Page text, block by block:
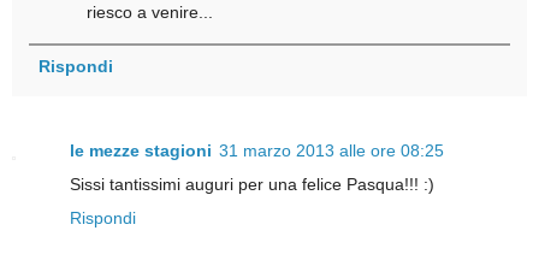
riesco a venire...
Rispondi
le mezze stagioni 31 marzo 2013 alle ore 08:25
Sissi tantissimi auguri per una felice Pasqua!!! :)
Rispondi